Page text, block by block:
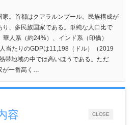
。首都はクアラルンプール。民族構成が
、多民族国家である。単純な人口比で
人系（約24%）、インド系（印僑）
当たりのGDPは11,198（ドル）（2019
帯地域の中では高いほうである。ただ
が一番高く…
CLOSE
容